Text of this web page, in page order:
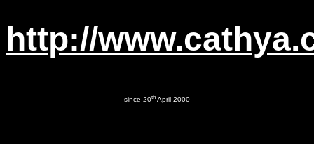
http://
since 20th April 2000